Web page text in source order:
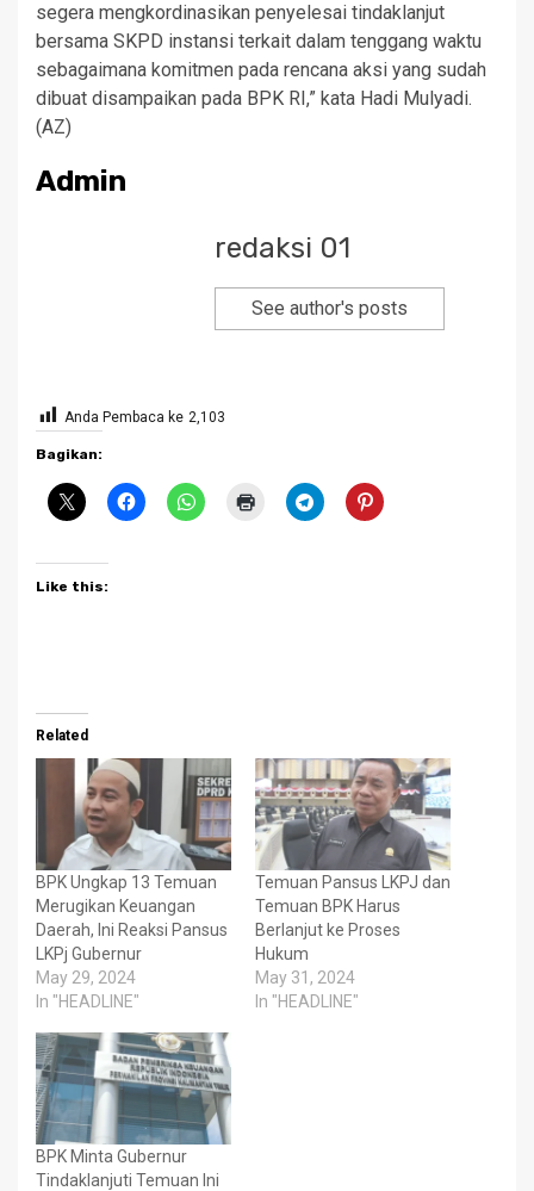
segera mengkordinasikan penyelesai tindaklanjut
bersama SKPD instansi terkait dalam tenggang waktu
sebagaimana komitmen pada rencana aksi yang sudah
dibuat disampaikan pada BPK RI,” kata Hadi Mulyadi.
(AZ)
Admin
redaksi 01
See author's posts
Anda Pembaca ke 2,103
Bagikan:
Like this:
Related
BPK Ungkap 13 Temuan
Merugikan Keuangan
Daerah, Ini Reaksi Pansus
LKPj Gubernur
May 29, 2024
In "HEADLINE"
Temuan Pansus LKPJ dan
Temuan BPK Harus
Berlanjut ke Proses
Hukum
May 31, 2024
In "HEADLINE"
BPK Minta Gubernur
Tindaklanjuti Temuan Ini